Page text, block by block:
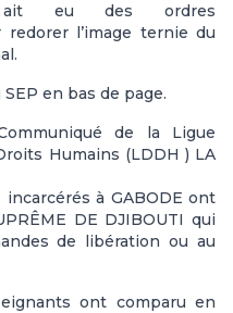
ait eu des ordres
redorer l’image ternie du
en bas de page.
de la Ligue
Humains (LDDH ) LA
à GABODE ont
DE DJIBOUTI qui
de libération ou au
ont comparu en